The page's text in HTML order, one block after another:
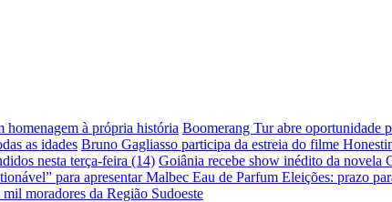
homenagem à própria história Boomerang Tur abre oportunidade
as idades Bruno Gagliasso participa da estreia do filme
nesta terça-feira (14) Goiânia recebe show inédito da
para apresentar Malbec Eau de Parfum Eleições: prazo
moradores da Região Sudoeste